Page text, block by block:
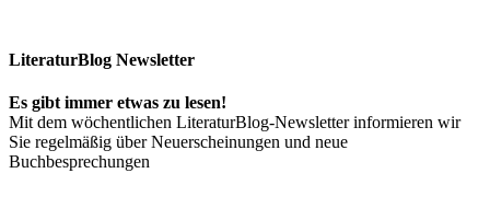
LiteraturBlog Newsletter
Es gibt immer etwas zu lesen!
Mit dem wöchentlichen LiteraturBlog-Newsletter informieren wir
Sie regelmäßig über Neuerscheinungen und neue
Buchbesprechungen